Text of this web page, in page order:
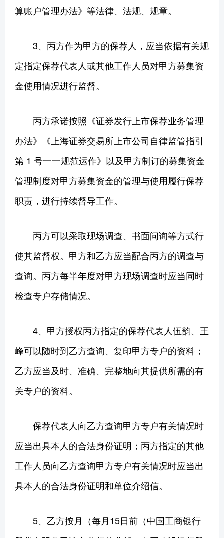
算账户管理办法》等法律、法规、规章。
3、丙方作为甲方的保荐人，应当依据有关规
定指定保荐代表人或其他工作人员对甲方募集资
金使用情况进行监督。
丙方承诺按照《证券发行上市保荐业务管理
办法》《上海证券交易所上市公司自律监管指引
第 1 号一一规范运作》以及甲方制订的募集资金
管理制度对甲方募集资金的管理与使用履行保荐
职责，进行持续督导工作。
丙方可以采取现场调查、书面问询等方式行
使其监督权。甲方和乙方应当配合丙方的调查与
查询。丙方每半年度对甲方现场调查时应当同时
检查专户存储情况。
4、甲方授权丙方指定的保荐代表人伍韵、王
峰可以随时到乙方查询、复印甲方专户的资料；
乙方应当及时、准确、完整地向其提供所需的有
关专户的资料。
保荐代表人向乙方查询甲方专户有关情况时
应当出具本人的合法身份证明；丙方指定的其他
工作人员向乙方查询甲方专户有关情况时应当出
具本人的合法身份证明和单位介绍信。
5、乙方按月（每月15日前（中国工商银行